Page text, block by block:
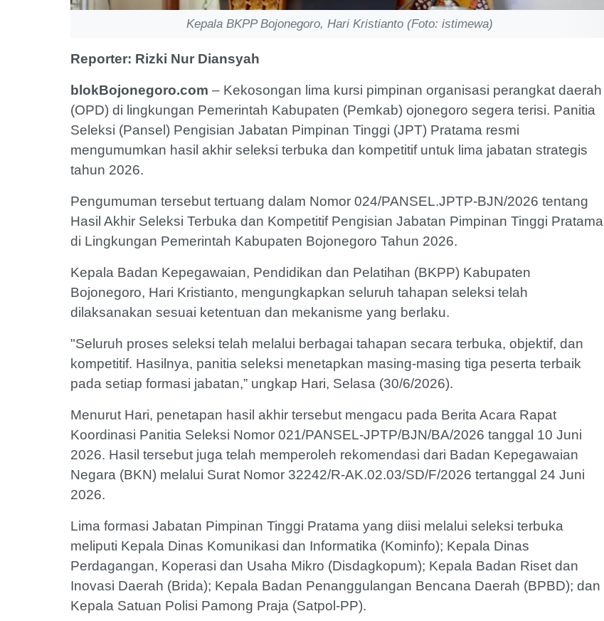
Kepala BKPP Bojonegoro, Hari Kristianto (Foto: istimewa)
Reporter: Rizki Nur Diansyah
blokBojonegoro.com – Kekosongan lima kursi pimpinan organisasi perangkat daerah
(OPD) di lingkungan Pemerintah Kabupaten (Pemkab) ojonegoro segera terisi. Panitia
Seleksi (Pansel) Pengisian Jabatan Pimpinan Tinggi (JPT) Pratama resmi
mengumumkan hasil akhir seleksi terbuka dan kompetitif untuk lima jabatan strategis
tahun 2026.
Pengumuman tersebut tertuang dalam Nomor 024/PANSEL.JPTP-BJN/2026 tentang
Hasil Akhir Seleksi Terbuka dan Kompetitif Pengisian Jabatan Pimpinan Tinggi Pratama
di Lingkungan Pemerintah Kabupaten Bojonegoro Tahun 2026.
Kepala Badan Kepegawaian, Pendidikan dan Pelatihan (BKPP) Kabupaten
Bojonegoro, Hari Kristianto, mengungkapkan seluruh tahapan seleksi telah
dilaksanakan sesuai ketentuan dan mekanisme yang berlaku.
"Seluruh proses seleksi telah melalui berbagai tahapan secara terbuka, objektif, dan
kompetitif. Hasilnya, panitia seleksi menetapkan masing-masing tiga peserta terbaik
pada setiap formasi jabatan,” ungkap Hari, Selasa (30/6/2026).
Menurut Hari, penetapan hasil akhir tersebut mengacu pada Berita Acara Rapat
Koordinasi Panitia Seleksi Nomor 021/PANSEL-JPTP/BJN/BA/2026 tanggal 10 Juni
2026. Hasil tersebut juga telah memperoleh rekomendasi dari Badan Kepegawaian
Negara (BKN) melalui Surat Nomor 32242/R-AK.02.03/SD/F/2026 tertanggal 24 Juni
2026.
Lima formasi Jabatan Pimpinan Tinggi Pratama yang diisi melalui seleksi terbuka
meliputi Kepala Dinas Komunikasi dan Informatika (Kominfo); Kepala Dinas
Perdagangan, Koperasi dan Usaha Mikro (Disdagkopum); Kepala Badan Riset dan
Inovasi Daerah (Brida); Kepala Badan Penanggulangan Bencana Daerah (BPBD); dan
Kepala Satuan Polisi Pamong Praja (Satpol-PP).